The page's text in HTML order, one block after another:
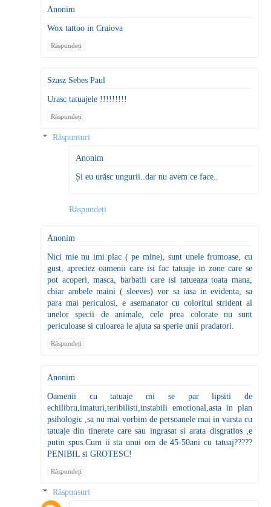
Anonim
Wox tattoo in Craiova
Răspundeți
Szasz Sebes Paul
Urasc tatuajele !!!!!!!!!
Răspundeți
Răspunsuri
Anonim
Și eu urăsc ungurii..dar nu avem ce face..
Răspundeți
Anonim
Nici mie nu imi plac ( pe mine), sunt unele frumoase, cu
gust, apreciez oamenii care isi fac tatuaje in zone care se
pot acoperi, masca, barbatii care isi tatueaza toata mana,
chiar ambele maini ( sleeves) vor sa iasa in evidenta, sa
para mai periculosi, e asemanator cu coloritul strident al
unelor specii de animale, cele prea colorate nu sunt
periculoase si culoarea le ajuta sa sperie unii pradatori.
Răspundeți
Anonim
Oamenii cu tatuaje mi se par lipsiti de
echilibru,imaturi,teribilisti,instabili emotional,asta in plan
psihologic ,sa nu mai vorbim de persoanele mai in varsta cu
tatuaje din tinerete care sau ingrasat si arata disgratios ,e
putin spus.Cum ii sta unui om de 45-50ani cu tatuaj?????
PENIBIL si GROTESC!
Răspundeți
Răspunsuri